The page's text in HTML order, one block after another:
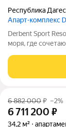
Республика
Апарт-комплекс
Derbent Sport Resort недвижимость на берегу
моря, где
учитывают все
6 882 000₽ –2%
6 711 200 ₽
34,2 м²